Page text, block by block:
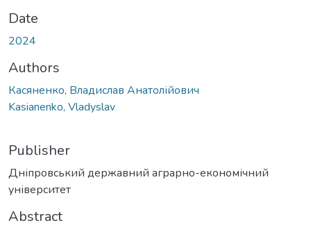
Date
2024
Authors
Касяненко, Владислав Анатолійович
Kasianenko, Vladyslav
Publisher
Дніпровський державний аграрно-економічний
університет
Abstract